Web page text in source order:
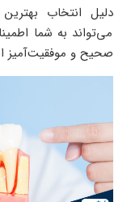
دلیل انتخاب
می‌تواند به شما
صحیح و موفقیت‌آمیز